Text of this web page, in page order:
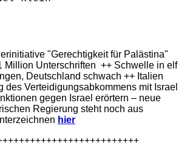
"Gerechtigkeit für Palästina"
Million Unterschriften ++ Schwelle in elf
Deutschland schwach ++ Italien
des Verteidigungsabkommens mit Israel
gegen Israel erörtern – neue
Regierung steht noch aus
hier